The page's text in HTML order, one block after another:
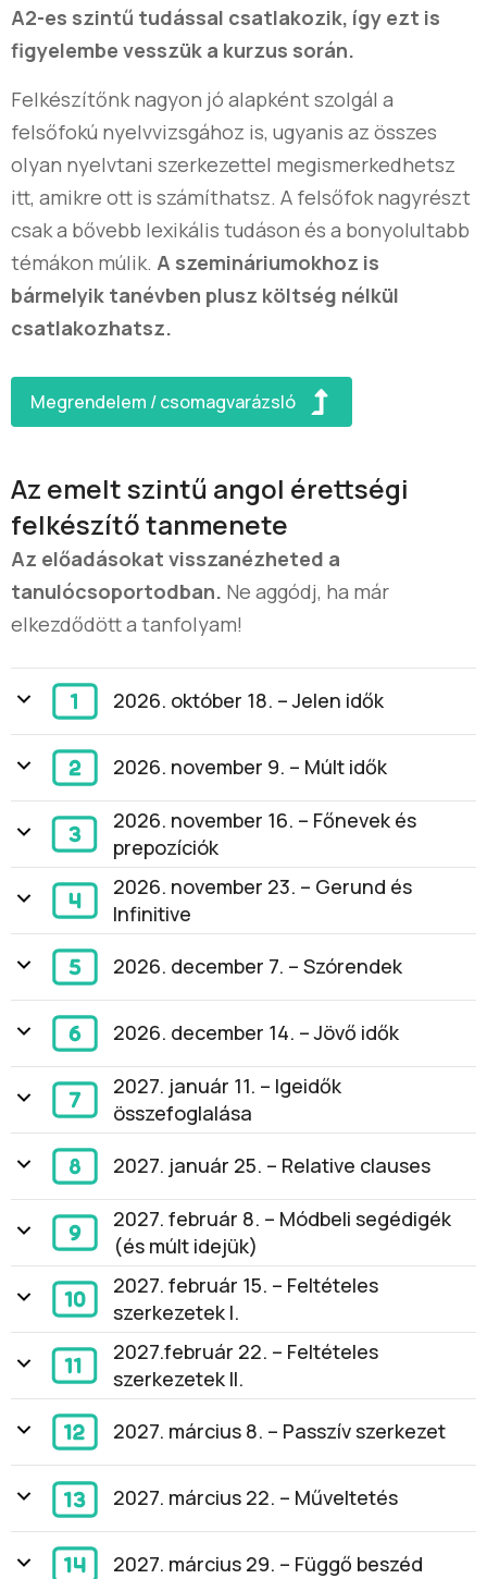
A2-es szintű tudással csatlakozik, így ezt is
figyelembe vesszük a kurzus során.
Felkészítőnk nagyon jó alapként szolgál a
felsőfokú nyelvvizsgához is, ugyanis az összes
olyan nyelvtani szerkezettel megismerkedhetsz
itt, amikre ott is számíthatsz. A felsőfok nagyrészt
csak a bővebb lexikális tudáson és a bonyolultabb
témákon múlik. A szemináriumokhoz is
bármelyik tanévben plusz költség nélkül
csatlakozhatsz.
Megrendelem / csomagvarázsló
Az emelt szintű angol érettségi
felkészítő tanmenete
Az előadásokat visszanézheted a
tanulócsoportodban. Ne aggódj, ha már
elkezdődött a tanfolyam!
2026. október 18. – Jelen idők
2026. november 9. – Múlt idők
2026. november 16. – Főnevek és
prepozíciók
2026. november 23. – Gerund és
Infinitive
2026. december 7. – Szórendek
2026. december 14. – Jövő idők
2027. január 11. – Igeidők
összefoglalása
2027. január 25. – Relative clauses
2027. február 8. – Módbeli segédigék
(és múlt idejük)
2027. február 15. – Feltételes
szerkezetek I.
2027.február 22. – Feltételes
szerkezetek II.
2027. március 8. – Passzív szerkezet
2027. március 22. – Műveltetés
2027. március 29. – Függő beszéd